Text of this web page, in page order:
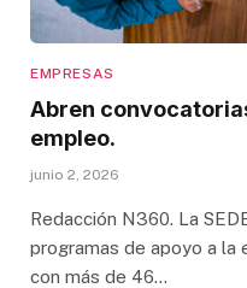
EMPRESAS
Abren
empleo.
junio 2, 2026
Redacción N360. La
programas de apoyo a la
con más de 46…